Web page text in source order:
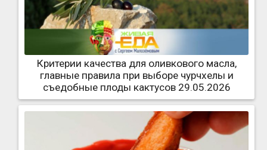
Критерии качества для оливкового масла,
главные правила при выборе чурчхелы и
съедобные плоды кактусов 29.05.2026